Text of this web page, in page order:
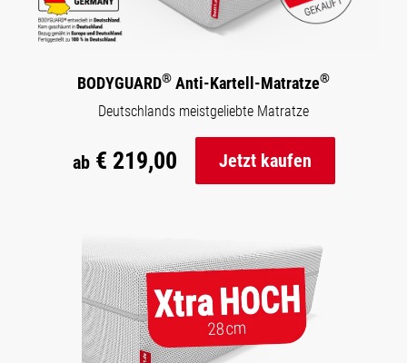
BODYGUARD® Anti-Kartell-Matratze®
Deutschlands meistgeliebte Matratze
ab€ 219,00 Jetzt kaufen